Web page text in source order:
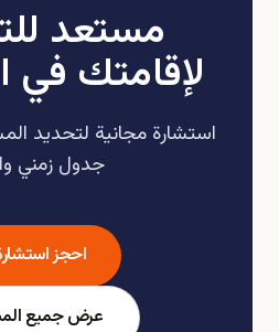
مستعد
لإقامتك في
استشارة مجانية لتحديد
جدول زمني
احجز
عرض جميع